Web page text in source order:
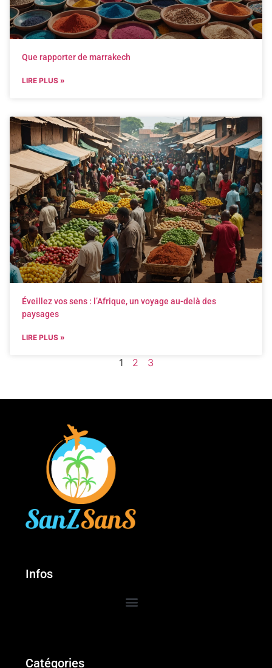
Que rapporter de marrakech
LIRE PLUS »
Éveillez vos sens : l’Afrique, un voyage au-delà des
paysages
LIRE PLUS »
1 2 3
Infos
Catégories